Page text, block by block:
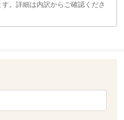
。詳細は内訳からご確認くださ